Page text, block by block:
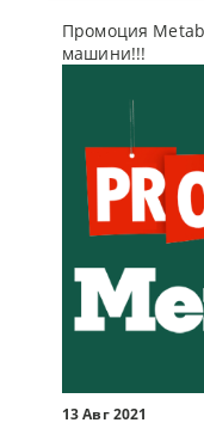
Промоция
машини!!!
13 Авг 2021